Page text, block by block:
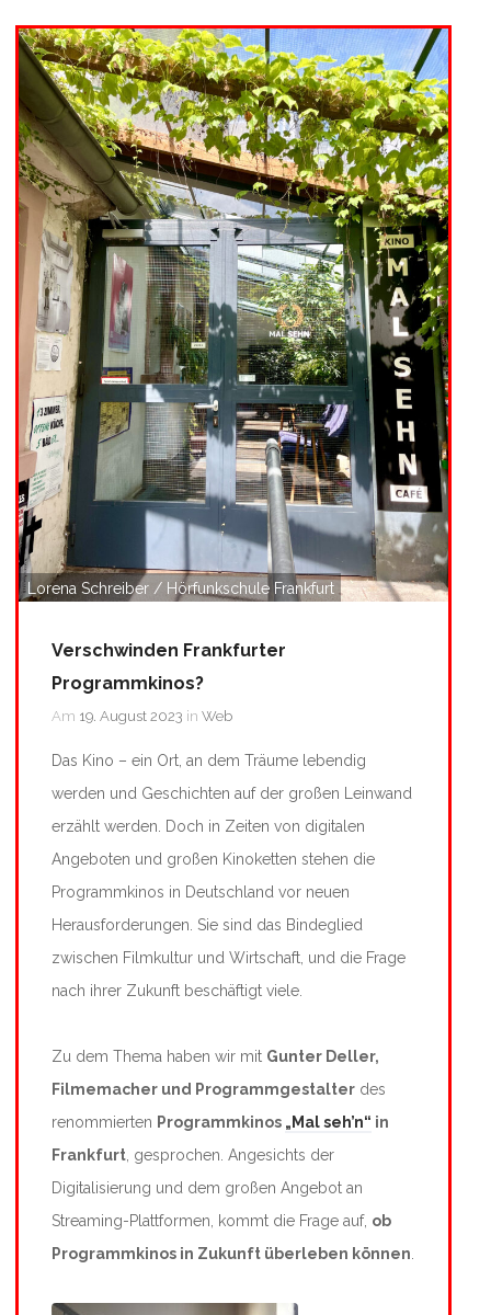
Lorena Schreiber / Hörfunkschule Frankfurt
Verschwinden Frankfurter
Programmkinos?
Am 19. August 2023 in Web
Das Kino – ein Ort, an dem Träume lebendig
werden und Geschichten auf der großen Leinwand
erzählt werden. Doch in Zeiten von digitalen
Angeboten und großen Kinoketten stehen die
Programmkinos in Deutschland vor neuen
Herausforderungen. Sie sind das Bindeglied
zwischen Filmkultur und Wirtschaft, und die Frage
nach ihrer Zukunft beschäftigt viele.
Zu dem Thema haben wir mit Gunter Deller,
Filmemacher und Programmgestalter des
renommierten Programmkinos „Mal seh’n“ in
Frankfurt , gesprochen. Angesichts der
Digitalisierung und dem großen Angebot an
Streaming-Plattformen, kommt die Frage auf, ob
Programmkinos in Zukunft überleben können